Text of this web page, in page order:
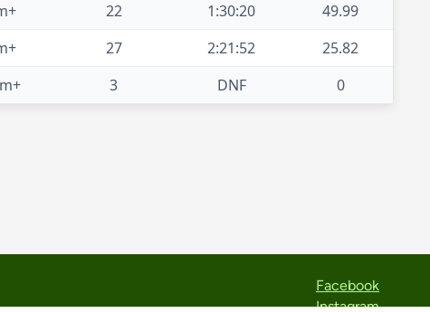
22 1:30:20
49.99
27 2:21:52
25.82
3 DNF 0
Facebook
Instagram